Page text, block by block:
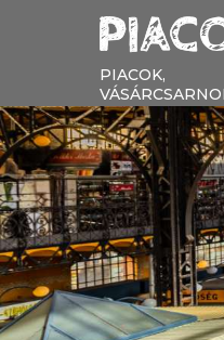
PIACOK,